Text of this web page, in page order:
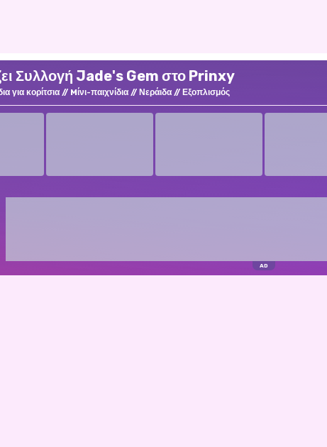
Συλλογή Jade's Gem στο Prinxy
για κορίτσια Mίνι-παιχνίδια Νεράιδα Εξοπλισμός